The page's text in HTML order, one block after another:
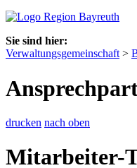
Sie sind hier:
Verwaltungsgemeinschaft >
drucken nach oben
Mitarbeiter-